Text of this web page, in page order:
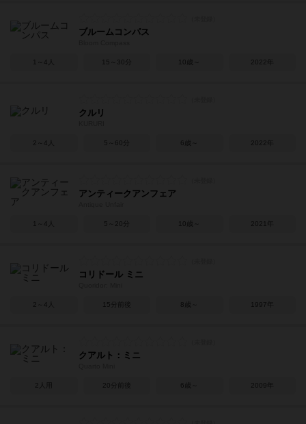
ブルームコンパス
1～4人 15～30分 10歳～ 2022年
クルリ
2～4人 5～60分 6歳～ 2022年
アンティークアンフェア
1～4人 5～20分 10歳～ 2021年
コリドール ミニ
2～4人 15分前後 8歳～ 1997年
クアルト：ミニ
2人用 20分前後 6歳～ 2009年